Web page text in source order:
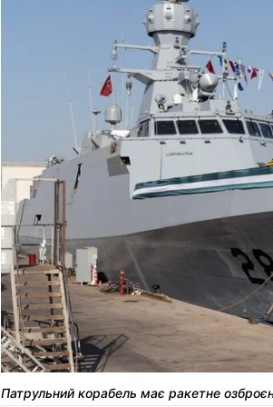
Патрульний корабель має ракетне